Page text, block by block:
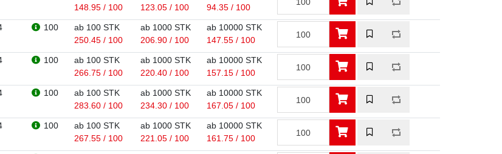
148.95 / 100
123.05 / 100
94.35 / 100
100
ab 100 STK
250.45 / 100
ab 1000 STK
206.90 / 100
ab 10000 STK
147.55 / 100
100
ab 100 STK
266.75 / 100
ab 1000 STK
220.40 / 100
ab 10000 STK
157.15 / 100
100
ab 100 STK
283.60 / 100
ab 1000 STK
234.30 / 100
ab 10000 STK
167.05 / 100
100
ab 100 STK
267.55 / 100
ab 1000 STK
221.05 / 100
ab 10000 STK
161.75 / 100